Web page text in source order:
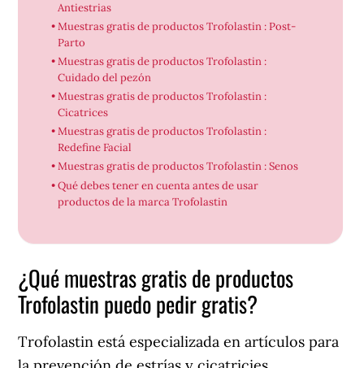
Antiestrias
Muestras gratis de productos Trofolastin : Post-
Parto
Muestras gratis de productos Trofolastin :
Cuidado del pezón
Muestras gratis de productos Trofolastin :
Cicatrices
Muestras gratis de productos Trofolastin :
Redefine Facial
Muestras gratis de productos Trofolastin : Senos
Qué debes tener en cuenta antes de usar
productos de la marca Trofolastin
¿Qué muestras gratis de productos
Trofolastin puedo pedir gratis?
Trofolastin está especializada en artículos para